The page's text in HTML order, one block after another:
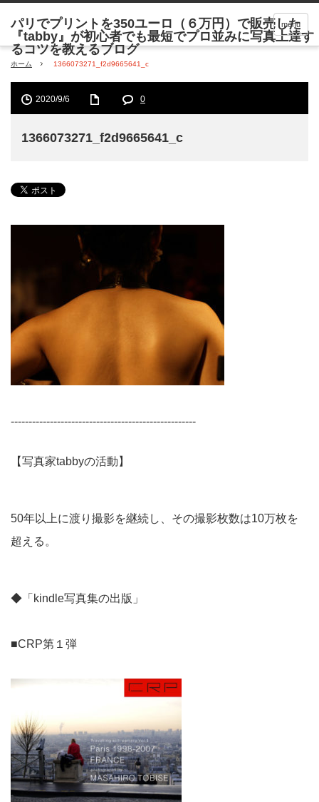
menu
ホーム 1366073271_f2d9665641_c
2020/9/6 0
1366073271_f2d9665641_c
----------------------------------------------------
【写真家tabbyの活動】
50年以上に渡り撮影を継続し、その撮影枚数は10万枚を
超える。
◆「kindle写真集の出版」
■CRP第１弾